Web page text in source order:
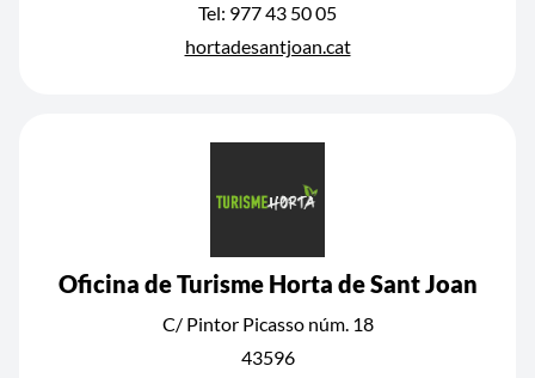
Tel: 977 43 50 05
hortadesantjoan.cat
Oficina de Turisme Horta de Sant Joan
C/ Pintor Picasso núm. 18
43596